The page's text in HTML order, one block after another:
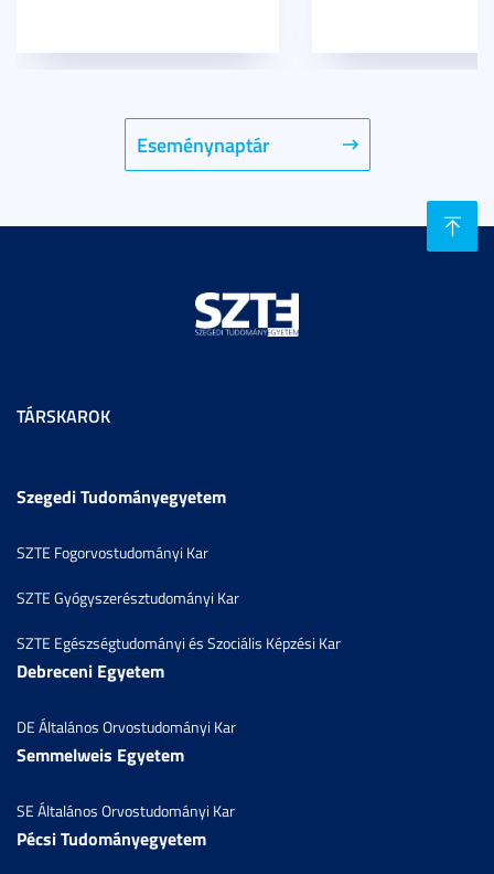
Eseménynaptár
TÁRSKAROK
Szegedi Tudományegyetem
SZTE Fogorvostudományi Kar
SZTE Gyógyszerésztudományi Kar
SZTE Egészségtudományi és Szociális Képzési Kar
Debreceni Egyetem
DE Általános Orvostudományi Kar
Semmelweis Egyetem
SE Általános Orvostudományi Kar
Pécsi Tudományegyetem